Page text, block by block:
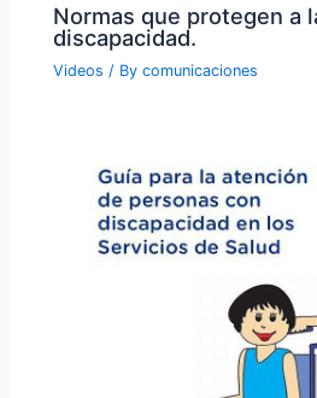
Normas que protegen a
discapacidad.
Videos / Bycomunicaciones